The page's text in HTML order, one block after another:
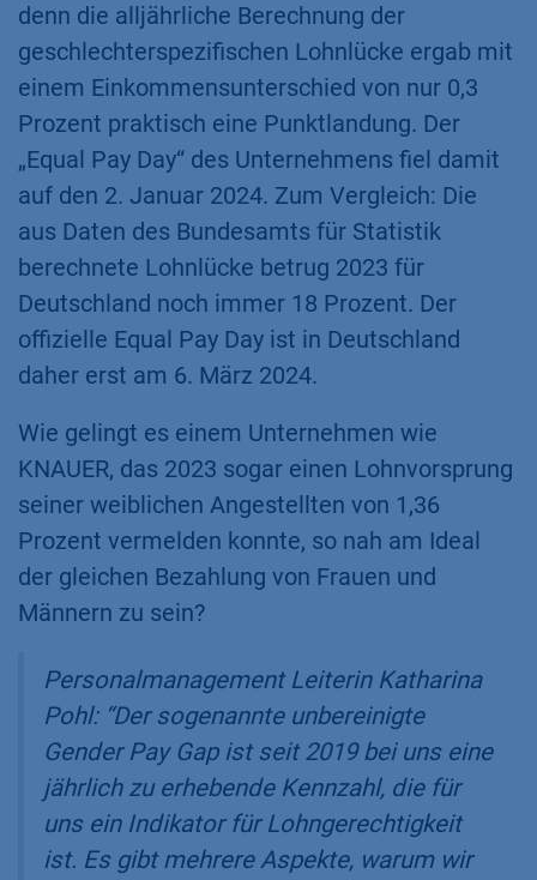
denn die alljährliche Berechnung der
geschlechterspezifischen Lohnlücke ergab mit
einem Einkommensunterschied von nur 0,3
Prozent praktisch eine Punktlandung. Der
„Equal Pay Day“ des Unternehmens fiel damit
auf den 2. Januar 2024. Zum Vergleich: Die
aus Daten des Bundesamts für Statistik
berechnete Lohnlücke betrug 2023 für
Deutschland noch immer 18 Prozent. Der
offizielle Equal Pay Day ist in Deutschland
daher erst am 6. März 2024.
Wie gelingt es einem Unternehmen wie
KNAUER, das 2023 sogar einen Lohnvorsprung
seiner weiblichen Angestellten von 1,36
Prozent vermelden konnte, so nah am Ideal
der gleichen Bezahlung von Frauen und
Männern zu sein?
Personalmanagement Leiterin Katharina
Pohl: “Der sogenannte unbereinigte
Gender Pay Gap ist seit 2019 bei uns eine
jährlich zu erhebende Kennzahl, die für
uns ein Indikator für Lohngerechtigkeit
ist. Es gibt mehrere Aspekte, warum wir